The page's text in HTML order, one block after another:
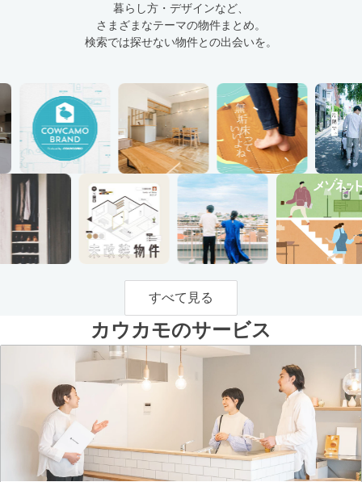
暮らし方・デザインなど、
さまざまなテーマの物件まとめ。
検索では探せない物件との出会いを。
すべて見る
カウカモのサービス